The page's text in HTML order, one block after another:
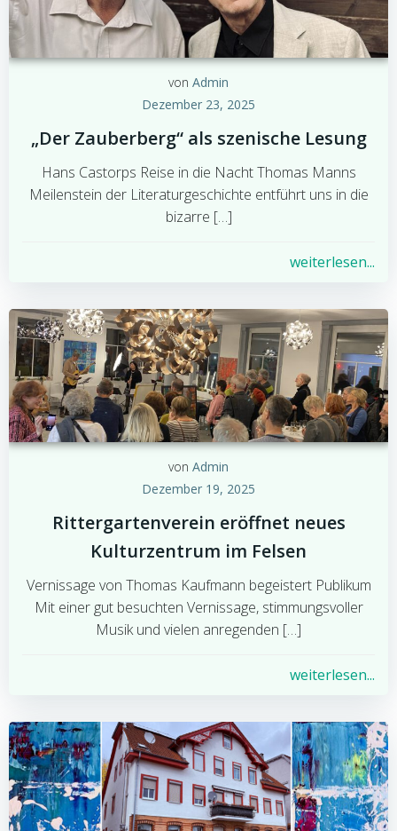
von Admin
Dezember 23, 2025
„Der Zauberberg“ als szenische Lesung
Hans Castorps Reise in die Nacht Thomas Manns
Meilenstein der Literaturgeschichte entführt uns in die
bizarre […]
weiterlesen...
von Admin
Dezember 19, 2025
Rittergartenverein eröffnet neues
Kulturzentrum im Felsen
Vernissage von Thomas Kaufmann begeistert Publikum
Mit einer gut besuchten Vernissage, stimmungsvoller
Musik und vielen anregenden […]
weiterlesen...